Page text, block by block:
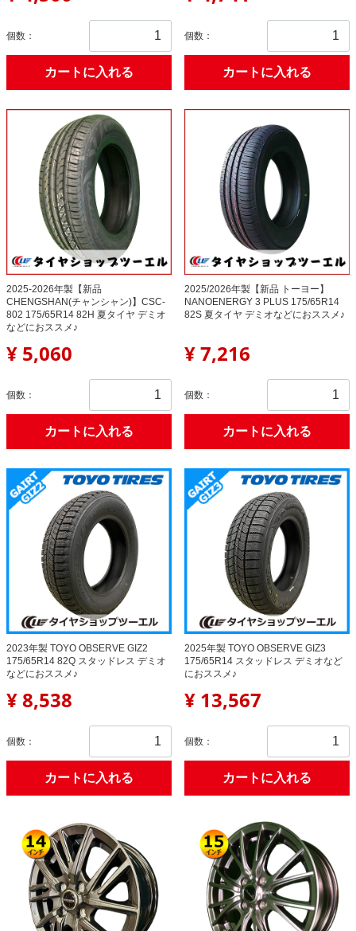
個数：
カートに入れる
個数：
カートに入れる
2025-2026年製【新品
CHENGSHAN(チャンシャン)】CSC-
802 175/65R14 82H 夏タイヤ デミオ
などにおススメ♪
¥ 5,060
個数：
カートに入れる
2025/2026年製【新品 トーヨー】
NANOENERGY 3 PLUS 175/65R14
82S 夏タイヤ デミオなどにおススメ♪
¥ 7,216
個数：
カートに入れる
2023年製 TOYO OBSERVE GIZ2
175/65R14 82Q スタッドレス デミオ
などにおススメ♪
¥ 8,538
個数：
カートに入れる
2025年製 TOYO OBSERVE GIZ3
175/65R14 スタッドレス デミオなど
におススメ♪
¥ 13,567
個数：
カートに入れる